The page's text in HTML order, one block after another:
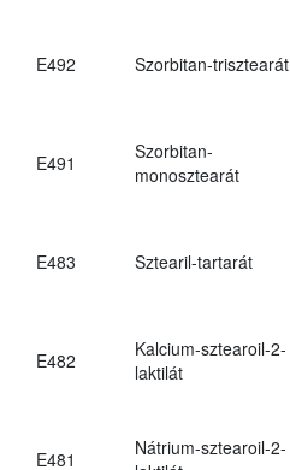
E492 Szorbitan-trisztearát
E491
Szorbitan-
monosztearát
E483 Sztearil-tartarát
E482
Kalcium-sztearoil-2-
laktilát
E481
Nátrium-sztearoil-2-